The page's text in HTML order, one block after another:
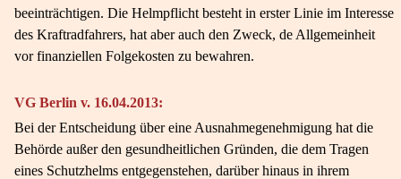
beeinträchtigen. Die Helmpflicht besteht in erster Linie im Interesse
des Kraftradfahrers, hat aber auch den Zweck, de Allgemeinheit
vor finanziellen Folgekosten zu bewahren.
VG Berlin v. 16.04.2013:
Bei der Entscheidung über eine Ausnahmegenehmigung hat die
Behörde außer den gesundheitlichen Gründen, die dem Tragen
eines Schutzhelms entgegenstehen, darüber hinaus in ihrem